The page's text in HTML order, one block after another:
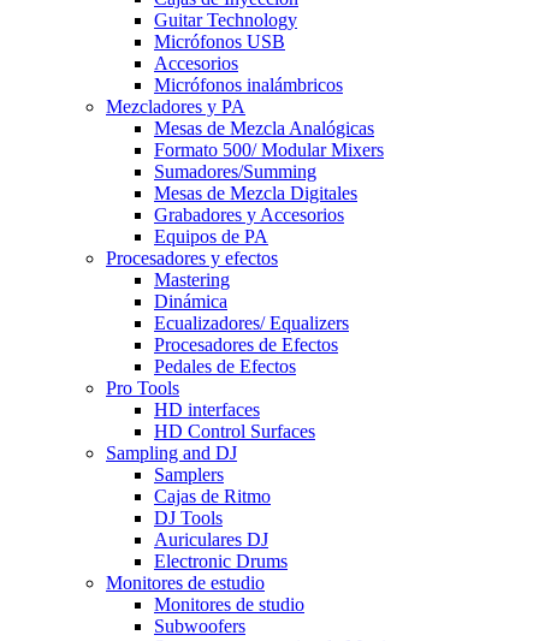
Guitar Technology
Micrófonos USB
Accesorios
Micrófonos inalámbricos
Mezcladores y PA
Mesas de Mezcla Analógicas
Formato 500/ Modular Mixers
Sumadores/Summing
Mesas de Mezcla Digitales
Grabadores y Accesorios
Equipos de PA
Procesadores y efectos
Mastering
Dinámica
Ecualizadores/ Equalizers
Procesadores de Efectos
Pedales de Efectos
Pro Tools
HD interfaces
HD Control Surfaces
Sampling and DJ
Samplers
Cajas de Ritmo
DJ Tools
Auriculares DJ
Electronic Drums
Monitores de estudio
Monitores de studio
Subwoofers